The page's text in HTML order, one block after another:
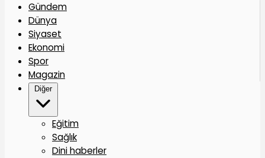
Gündem
Dünya
Siyaset
Ekonomi
Spor
Magazin
Diğer
Eğitim
Sağlık
Dini haberler